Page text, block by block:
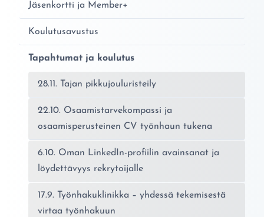
Jäsenkortti ja Member+
Koulutusavustus
Tapahtumat ja koulutus
28.11. Tajan pikkujouluristeily
22.10. Osaamistarvekompassi ja
osaamisperusteinen CV työnhaun tukena
6.10. Oman LinkedIn-profiilin avainsanat ja
löydettävyys rekrytoijalle
17.9. Työnhakuklinikka – yhdessä tekemisestä
virtaa työnhakuun